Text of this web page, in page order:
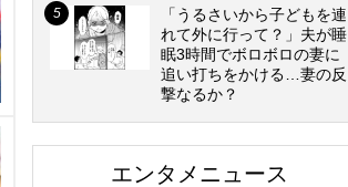
「うるさいから子どもを連
れて外に行って？」夫が睡
眠3時間でボロボロの妻に
追い打ちをかける…妻の反
撃なるか？
エンタメニュース